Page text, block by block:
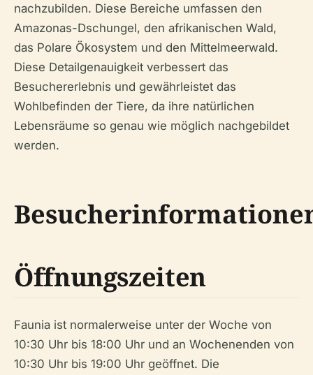
nachzubilden. Diese Bereiche umfassen den
Amazonas-Dschungel, den afrikanischen Wald,
das Polare Ökosystem und den Mittelmeerwald.
Diese Detailgenauigkeit verbessert das
Besuchererlebnis und gewährleistet das
Wohlbefinden der Tiere, da ihre natürlichen
Lebensräume so genau wie möglich nachgebildet
werden.
Öffnungszeiten
Faunia ist normalerweise unter der Woche von
10:30 Uhr bis 18:00 Uhr und an Wochenenden von
10:30 Uhr bis 19:00 Uhr geöffnet. Die